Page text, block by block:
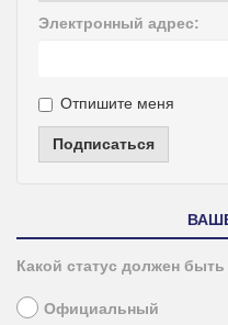
Электронный адрес:
Отпишите меня
Подписаться
Какой статус должен быть
Официальный